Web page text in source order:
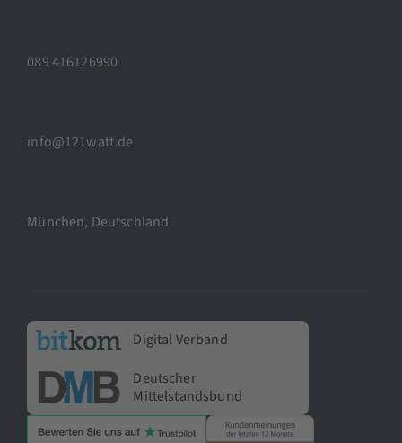
089 416126990
info@121watt.de
München, Deutschland
Digital Verband
Deutscher
Mittelstandsbund